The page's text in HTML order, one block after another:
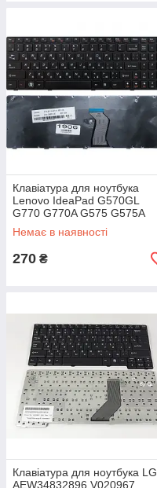
Клавіатура для ноутбука
Lenovo IdeaPad G570GL
G770 G770A G575 G575A
G575G G780 V570 V570A
V570C V570CA V570G
Немає в наявності
270 ₴
Клавіатура для ноутбука LG
AEW34832896 V020967